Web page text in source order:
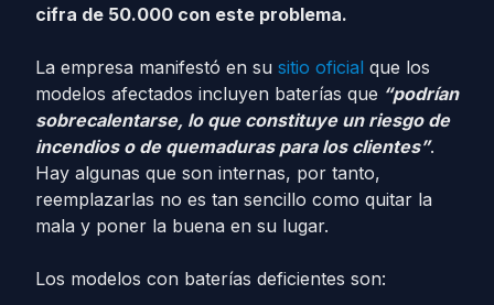
cifra de 50.000 con este problema.
La empresa manifestó en su sitio oficial que los
modelos afectados incluyen baterías que “podrían
sobrecalentarse, lo que constituye un riesgo de
incendios o de quemaduras para los clientes”.
Hay algunas que son internas, por tanto,
reemplazarlas no es tan sencillo como quitar la
mala y poner la buena en su lugar.
Los modelos con baterías deficientes son: